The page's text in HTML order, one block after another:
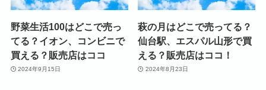
野菜生活100はどこで売っ
てる？イオン、コンビニで
買える？販売店はココ
2024年9月15日
萩の月はどこで売ってる？
仙台駅、エスパル山形で買
える？販売店はココ！
2024年8月23日